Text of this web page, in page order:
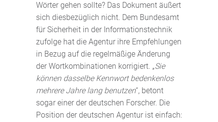
Wörter gehen sollte? Das Dokument äußert
sich diesbezüglich nicht. Dem Bundesamt
für Sicherheit in der Informationstechnik
zufolge hat die Agentur ihre Empfehlungen
in Bezug auf die regelmäßige Änderung
der Wortkombinationen korrigiert. „Sie
können dasselbe Kennwort bedenkenlos
mehrere Jahre lang benutzen“, betont
sogar einer der deutschen Forscher. Die
Position der deutschen Agentur ist einfach: